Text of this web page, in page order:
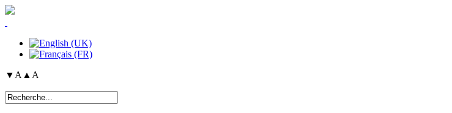
▼A ▲A